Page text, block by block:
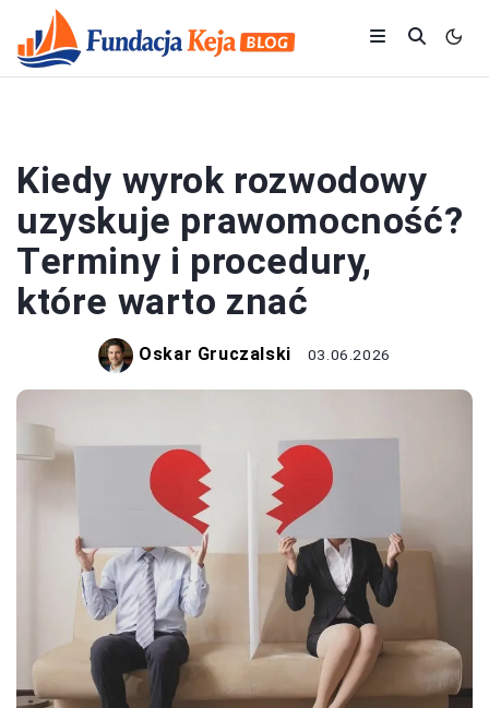
Kiedy wyrok rozwodowy
uzyskuje prawomocność?
Terminy i procedury,
które warto znać
Oskar Gruczalski 03.06.2026